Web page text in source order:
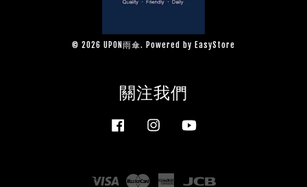
© 2026 UPON雨傘. Powered by EasyStore
關注我們
Facebook Instagram
Visa Master
American